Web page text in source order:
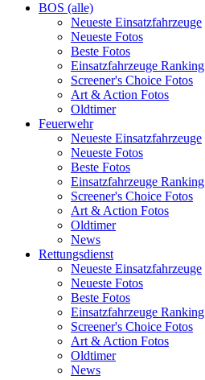
BOS (alle)
Neueste Einsatzfahrzeuge
Neueste Fotos
Beste Fotos
Einsatzfahrzeuge Ranking
Screener's Choice Fotos
Art & Action Fotos
Oldtimer
Feuerwehr
Neueste Einsatzfahrzeuge
Neueste Fotos
Beste Fotos
Einsatzfahrzeuge Ranking
Screener's Choice Fotos
Art & Action Fotos
Oldtimer
News
Rettungsdienst
Neueste Einsatzfahrzeuge
Neueste Fotos
Beste Fotos
Einsatzfahrzeuge Ranking
Screener's Choice Fotos
Art & Action Fotos
Oldtimer
News